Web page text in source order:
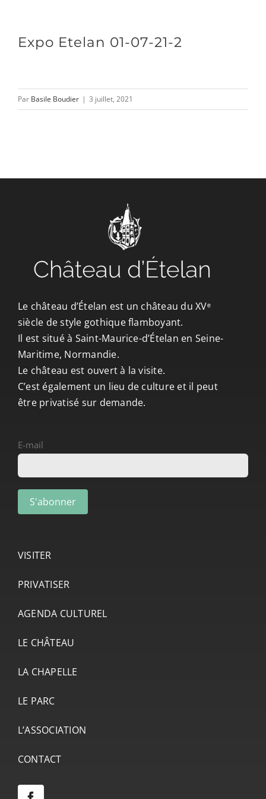
contenu
L’ASSOCIATION
CONTACT/ACCÈS
Expo Etelan 01-07-21-2
Par Basile Boudier | 3 juillet, 2021
Le château d’Ételan est un château du XVᵉ
siècle de style gothique flamboyant.
Il est situé à Saint-Maurice-d’Ételan en Seine-
Maritime, Normandie.
Le château est ouvert à la visite.
C’est également un lieu de culture et il peut
être privatisé sur demande.
E-mail
VISITER
PRIVATISER
AGENDA CULTUREL
LE CHÂTEAU
LA CHAPELLE
LE PARC
L’ASSOCIATION
CONTACT